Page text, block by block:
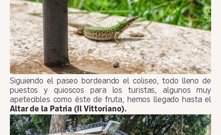
Siguiendo el paseo bordeando el coliseo, todo lleno de
puestos y quioscos para los turistas, algunos muy
apetecibles como éste de fruta, hemos llegado hasta el
Altar de la Patria (Il Vittoriano).